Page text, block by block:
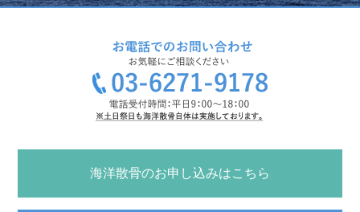
海洋散骨のお申し込みはこちら